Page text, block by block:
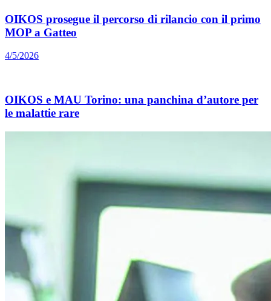
OIKOS prosegue il percorso di rilancio con il primo
MOP a Gatteo
4/5/2026
OIKOS e MAU Torino: una panchina d’autore per
le malattie rare